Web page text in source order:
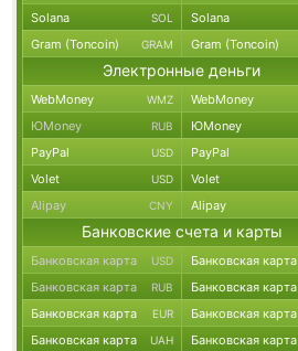
Solana SOL Solana
Gram (Toncoin) GRAM Gram (Toncoin)
Электронные деньги
WebMoney WMZ WebMoney
ЮMoney RUB ЮMoney
PayPal USD PayPal
Volet USD Volet
Alipay CNY Alipay
Банковские счета и карты
Банковская карта USD Банковская карта
Банковская карта RUB Банковская карта
Банковская карта EUR Банковская карта
Банковская карта UAH Банковская карта